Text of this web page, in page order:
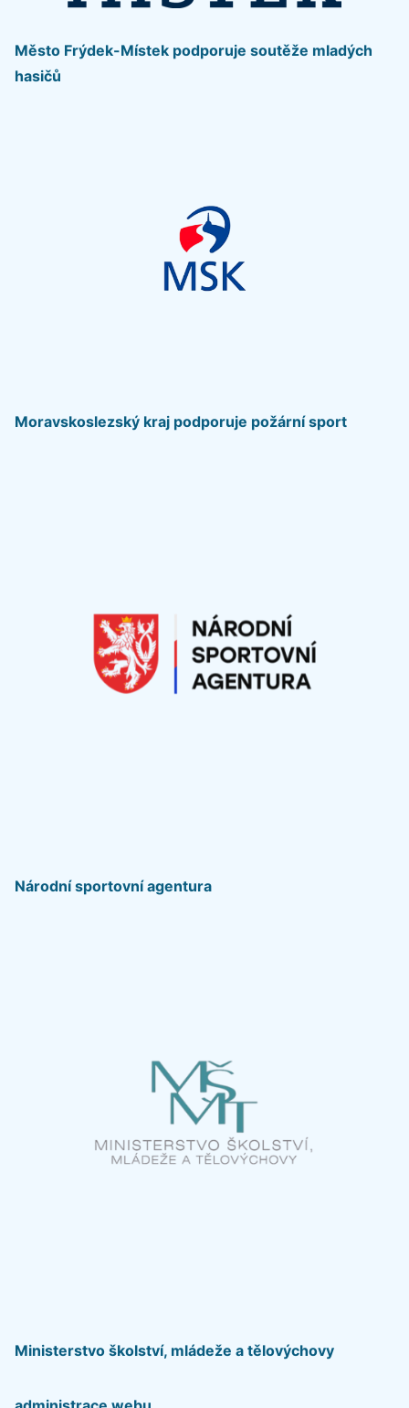
Město Frýdek-Místek podporuje soutěže mladých
hasičů
Moravskoslezský kraj podporuje požární sport
Národní sportovní agentura
Ministerstvo školství, mládeže a tělovýchovy